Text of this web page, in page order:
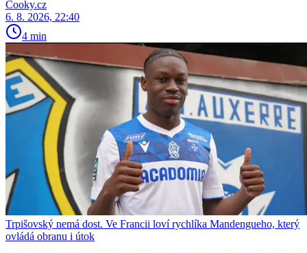
Cooky.cz
6. 8. 2026, 22:40
4 min
Trpišovský nemá dost. Ve Francii loví rychlíka Mandengueho, který
ovládá obranu i útok